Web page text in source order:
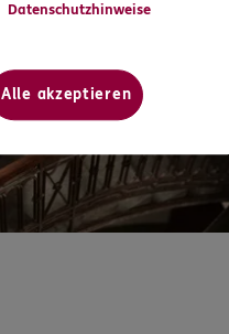
Datenschutzhinweise
Alle akzeptieren